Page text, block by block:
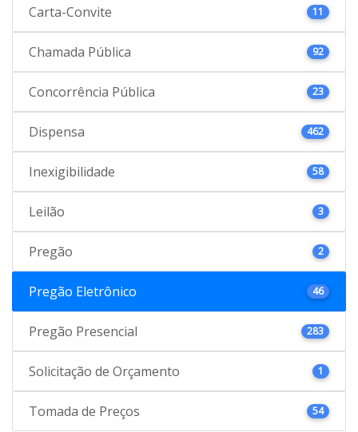
Carta-Convite 11
Chamada Pública 92
Concorrência Pública 23
Dispensa 462
Inexigibilidade 58
Leilão 3
Pregão 2
Pregão Eletrônico 46
Pregão Presencial 283
Solicitação de Orçamento 1
Tomada de Preços 54